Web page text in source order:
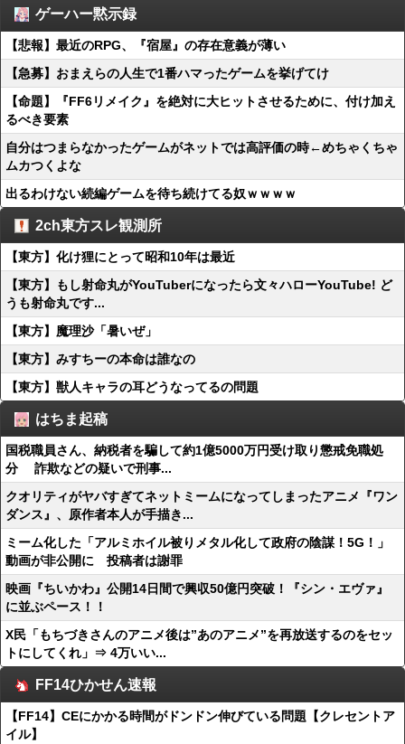
ゲーハー黙示録
【悲報】最近のRPG、『宿屋』の存在意義が薄い
【急募】おまえらの人生で1番ハマったゲームを挙げてけ
【命題】『FF6リメイク』を絶対に大ヒットさせるために、付け加え
るべき要素
自分はつまらなかったゲームがネットでは高評価の時←めちゃくちゃ
ムカつくよな
出るわけない続編ゲームを待ち続けてる奴ｗｗｗｗ
2ch東方スレ観測所
【東方】化け狸にとって昭和10年は最近
【東方】もし射命丸がYouTuberになったら文々ハローYouTube! ど
うも射命丸です...
【東方】魔理沙「暑いぜ」
【東方】みすちーの本命は誰なの
【東方】獣人キャラの耳どうなってるの問題
はちま起稿
国税職員さん、納税者を騙して約1億5000万円受け取り懲戒免職処
分 詐欺などの疑いで刑事...
クオリティがヤバすぎてネットミームになってしまったアニメ『ワン
ダンス』、原作者本人が手描き...
ミーム化した「アルミホイル被りメタル化して政府の陰謀！5G！」
動画が非公開に 投稿者は謝罪
映画『ちいかわ』公開14日間で興収50億円突破！『シン・エヴァ』
に並ぶペース！！
X民「もちづきさんのアニメ後は”あのアニメ”を再放送するのをセッ
トにしてくれ」⇒ 4万いい...
FF14ひかせん速報
【FF14】CEにかかる時間がドンドン伸びている問題【クレセントア
イル】